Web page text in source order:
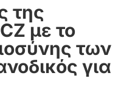
της
με το
των
για